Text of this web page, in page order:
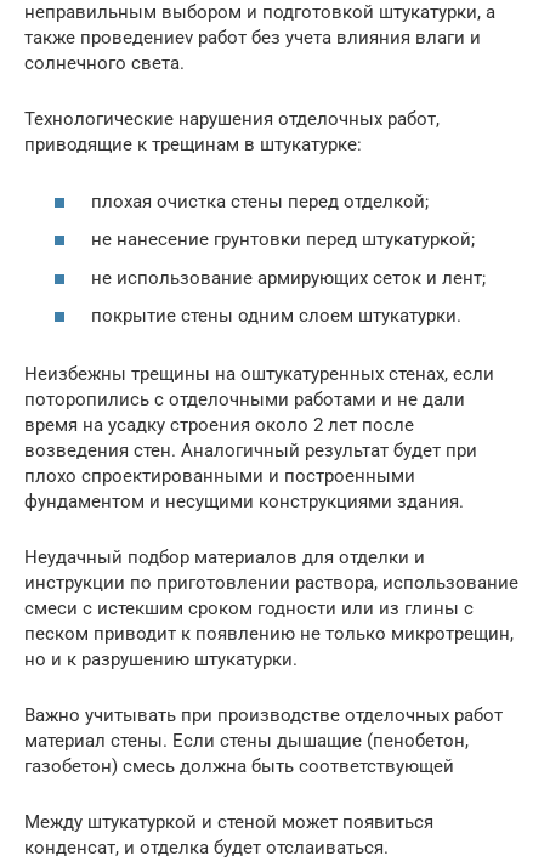
неправильным выбором и подготовкой штукатурки, а
также проведениеv работ без учета влияния влаги и
солнечного света.
Технологические нарушения отделочных работ,
приводящие к трещинам в штукатурке:
плохая очистка стены перед отделкой;
не нанесение грунтовки перед штукатуркой;
не использование армирующих сеток и лент;
покрытие стены одним слоем штукатурки.
Неизбежны трещины на оштукатуренных стенах, если
поторопились с отделочными работами и не дали
время на усадку строения около 2 лет после
возведения стен. Аналогичный результат будет при
плохо спроектированными и построенными
фундаментом и несущими конструкциями здания.
Неудачный подбор материалов для отделки и
инструкции по приготовлении раствора, использование
смеси с истекшим сроком годности или из глины с
песком приводит к появлению не только микротрещин,
но и к разрушению штукатурки.
Важно учитывать при производстве отделочных работ
материал стены. Если стены дышащие (пенобетон,
газобетон) смесь должна быть соответствующей
Между штукатуркой и стеной может появиться
конденсат, и отделка будет отслаиваться.